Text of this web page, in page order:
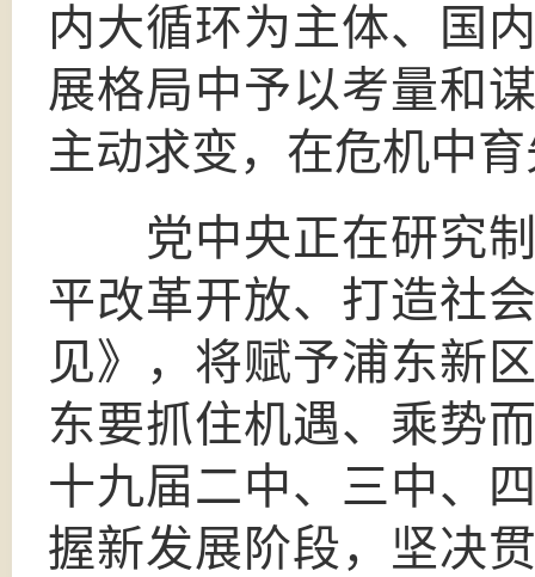
内大循环为主体、国
展格局中予以考量和
主动求变，在危机中
党中央正在研究制
平改革开放、打造社
见》，将赋予浦东新
东要抓住机遇、乘势
十九届二中、三中、
握新发展阶段，坚决